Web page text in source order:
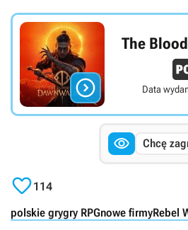

The
Data
 Chcę
114
polskie grygry RPGnowe firmyRebel